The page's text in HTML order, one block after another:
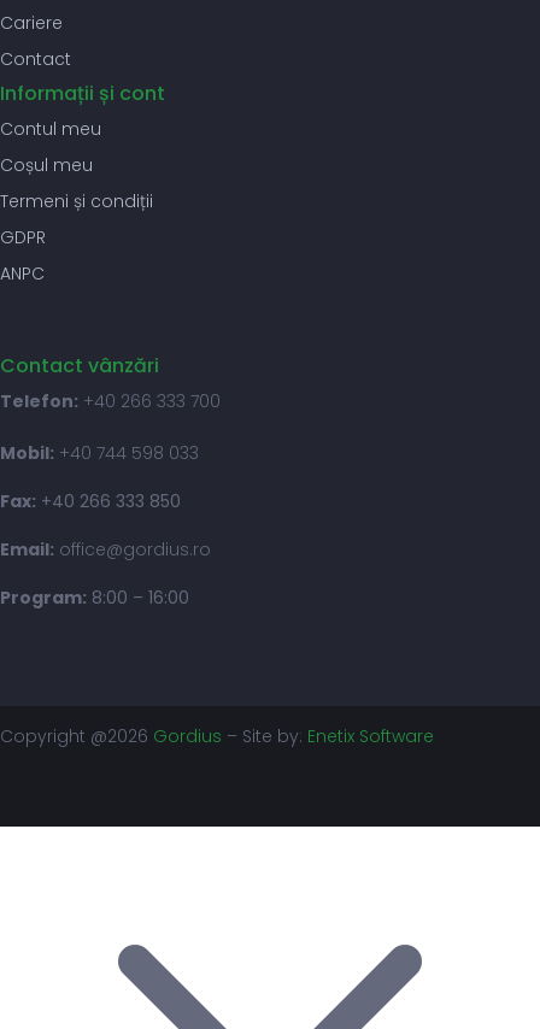
Cariere
Contact
Informații și cont
Contul meu
Coșul meu
Termeni și condiții
GDPR
ANPC
Contact vânzări
Telefon: +40 266 333 700
Mobil: +40 744 598 033
Fax: +40 266 333 850
Email: office@gordius.ro
Program: 8:00 – 16:00
Copyright @2026 Gordius – Site by: Enetix Software